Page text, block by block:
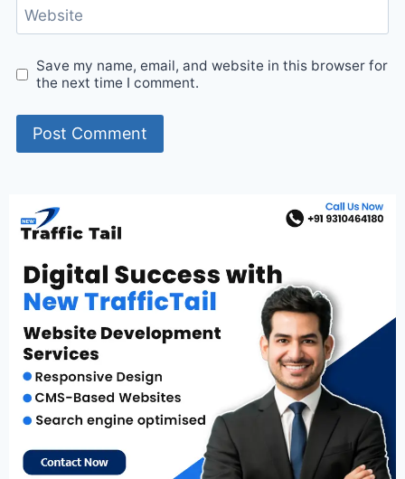
Website
Save my name, email, and website in this browser for
the next time I comment.